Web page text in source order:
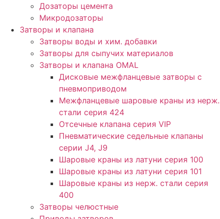
Дозаторы цемента
Микродозаторы
Затворы и клапана
Затворы воды и хим. добавки
Затворы для сыпучих материалов
Затворы и клапана OMAL
Дисковые межфланцевые затворы c
пневмоприводом
Межфланцевые шаровые краны из нерж.
стали серия 424
Отсечные клапана серия VIP
Пневматические седельные клапаны
серии J4, J9
Шаровые краны из латуни серия 100
Шаровые краны из латуни серия 101
Шаровые краны из нерж. стали серия
400
Затворы челюстные